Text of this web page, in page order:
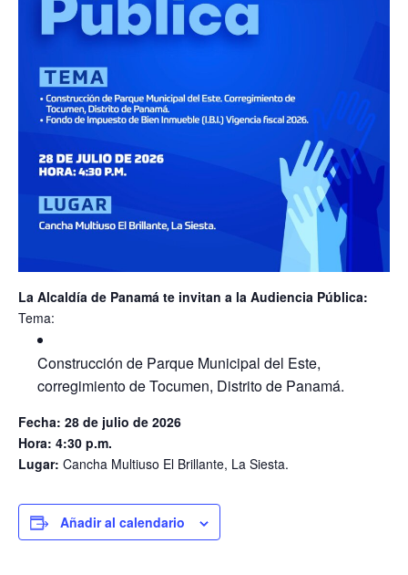
La Alcaldía de Panamá te invitan a la Audiencia Pública:
Tema:
Construcción de Parque Municipal del Este,
corregimiento de Tocumen, Distrito de Panamá.
Fecha: 28 de julio de 2026
Hora: 4:30 p.m.
Lugar: Cancha Multiuso El Brillante, La Siesta.
Añadir al calendario